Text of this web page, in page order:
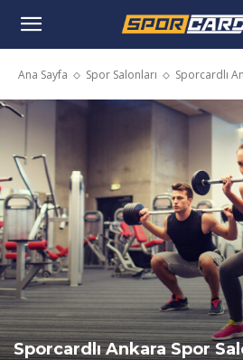
Ana Sayfa Spor Salonları Sporcardlı
Sporcardlı Ankara Spor